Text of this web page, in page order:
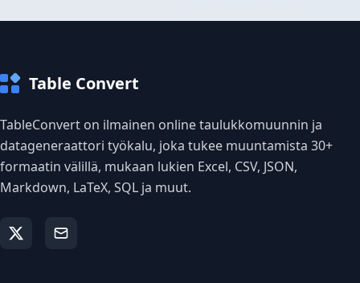
Table Convert
TableConvert on ilmainen online taulukkomuunnin ja
datageneraattori työkalu, joka tukee muuntamista 30+
formaatin välillä, mukaan lukien Excel, CSV, JSON,
Markdown, LaTeX, SQL ja muut.